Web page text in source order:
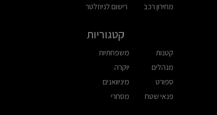
מחירון רכב
רישום לניוזלטר
קטגוריות
קטנות
מנהלים
ספורט
פנאי שטח
משפחתיות
יוקרה
מיניוואנים
מסחרי